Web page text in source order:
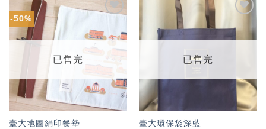
-50%
「願
望輕
單」
已售完
臺大地圖絹印餐墊
「願
望輕
已售完
臺大環保袋深藍